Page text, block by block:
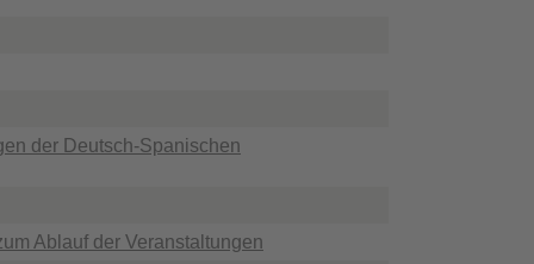
der Deutsch-Spanischen
Ablauf der Veranstaltungen